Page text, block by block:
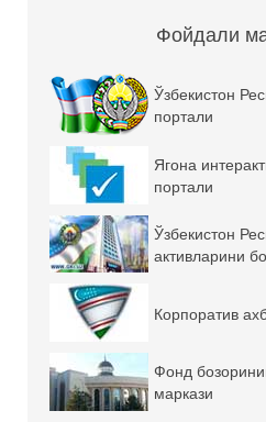
Фойдали
Ўзбекистон
портали
Ягона
портали
Ўзбекистон
активларини
Корпоратив
Фонд
маркази